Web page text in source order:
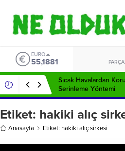
EURO
55,1881
Sıcak Havalardan
Serinleme Yöntemi
Etiket: hakiki alıç
Anasayfa Etiket: hakiki alıç sirkesi